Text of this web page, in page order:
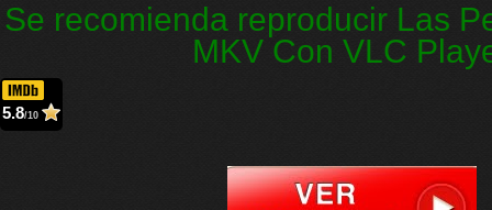
Se recomienda reproducir Las
MKV Con VLC
5.8/10